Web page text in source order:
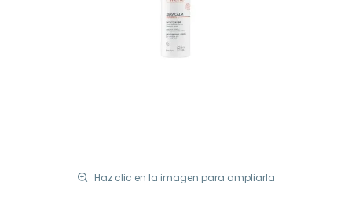
Haz clic en la imagen para ampliarla